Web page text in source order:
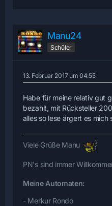
Manu24
Schüler
13. Februar 2017 um 04:55
Habe für meine relativ gut
bezahlt, mit Rücksteller
alles so lese ärgert es mich
Viele Grüße Manu
PN's sind immer
Meine Automaten:
- Merkur Rondo